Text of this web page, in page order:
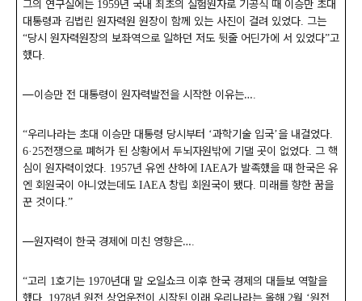
그의 연구실에는 1959년 국내 최초의 실험원자로 기공식 때 이승만 초대
대통령과 김법린 원자력원 원장이 함께 있는 사진이 걸려 있었다. 그는
“당시 원자력원장의 보좌역으로 일하던 저도 뒷줄 어딘가에 서 있었다”고
했다.
―이승만 전 대통령이 원자력발전을 시작한 이유는….
“우리나라는 초대 이승만 대통령 당시부터 ‘과학기술 입국’을 내걸었다.
6·25전쟁으로 폐허가 된 상황에서 두뇌자원밖에 기댈 곳이 없었다. 그 핵
심이 원자력이었다. 1957년 유엔 산하에 IAEA가 발족했을 때 한국은 유
엔 회원국이 아니었는데도 IAEA 창립 회원국이 됐다. 미래를 향한 꿈을
꾼 것이다.”
―원자력이 한국 경제에 미친 영향은….
“고리 1호기는 1970년대 말 오일쇼크 이후 한국 경제의 대들보 역할을
했다. 1978년 원전 상업운전이 시작된 이래 우리나라는 올해 2월 ‘원전